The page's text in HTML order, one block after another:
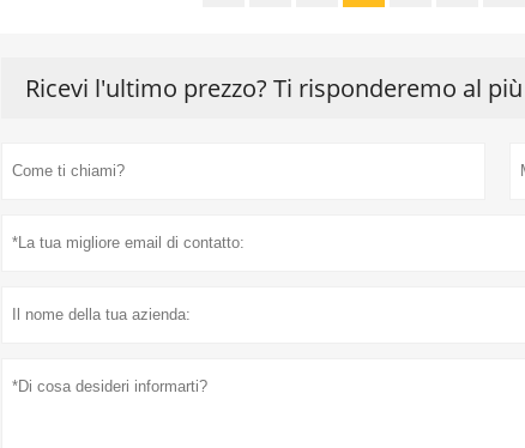
Ricevi l'ultimo prezzo? Ti risponderemo al